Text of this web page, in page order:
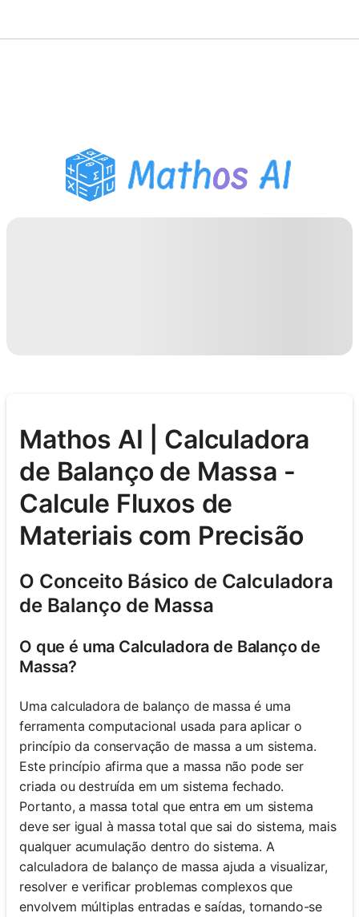
Auxiliar de Lição de Casa
PDF
Mathos AI | Calculadora
de Balanço de Massa -
Calcule Fluxos de
Materiais com Precisão
O Conceito Básico de Calculadora
de Balanço de Massa
O que é uma Calculadora de Balanço de
Massa?
Uma calculadora de balanço de massa é uma
ferramenta computacional usada para aplicar o
princípio da conservação de massa a um sistema.
Este princípio afirma que a massa não pode ser
criada ou destruída em um sistema fechado.
Portanto, a massa total que entra em um sistema
deve ser igual à massa total que sai do sistema, mais
qualquer acumulação dentro do sistema. A
calculadora de balanço de massa ajuda a visualizar,
resolver e verificar problemas complexos que
envolvem múltiplas entradas e saídas, tornando-se